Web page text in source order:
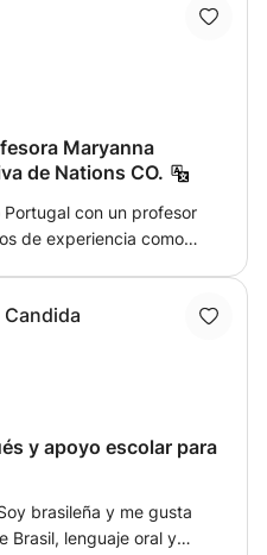
Maryanna
de Nations CO.
con un profesor
de experiencia como
Candida
brasileña y me gusta
Brasil, lenguaje oral y